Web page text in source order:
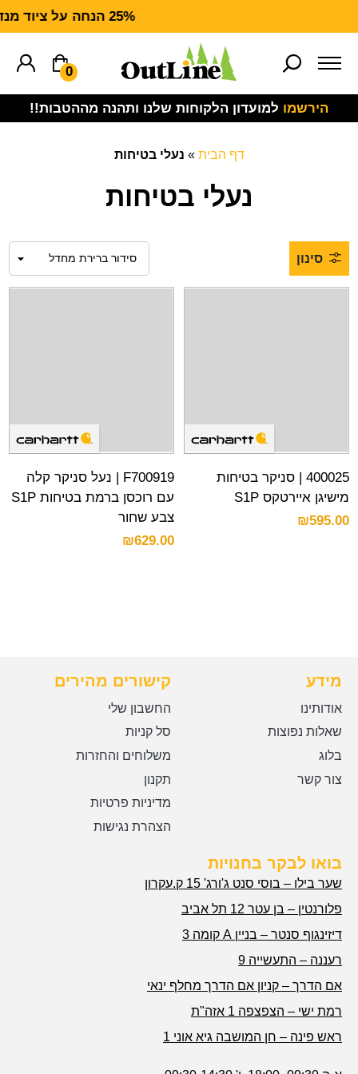
25% הנחה על ציוד מנדף CARHARTT FORCE
0
הירשמו למועדון הלקוחות שלנו ותהנה מההטבות!!
דף הבית » נעלי בטיחות
נעלי בטיחות
סינון
400025 | סניקר בטיחות
מישיגן איירטקס S1P
₪595.00
F700919 | נעל סניקר קלה
עם רוכסן ברמת בטיחות S1P
צבע שחור
₪629.00
מידע
אודותינו
שאלות נפוצות
בלוג
צור קשר
קישורים מהירים
החשבון שלי
סל קניות
משלוחים והחזרות
תקנון
מדיניות פרטיות
הצהרת נגישות
בואו לבקר בחנויות
שער בילו – בוסי סנט ג'ורג' 15 ק.עקרון
פלורנטין – בן עטר 12 תל אביב
דיזינגוף סנטר – בניין A קומה 3
רעננה – התעשייה 9
אם הדרך – קניון אם הדרך מחלף ינאי
רמת ישי – הצפצפה 1 אזה"ת
ראש פינה – חן המושבה גיא אוני 1